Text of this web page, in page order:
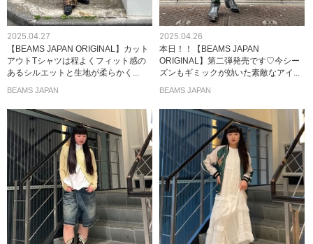
2025.04.27
【BEAMS JAPAN ORIGINAL】カット
アウトTシャツは程よくフィット感の
あるシルエットと生地が柔らかく...
BEAMS JAPAN
2025.04.26
本日！！【BEAMS JAPAN
ORIGINAL】第二弾発売です♡今シー
ズンもギミックが効いた素敵なアイ...
BEAMS JAPAN